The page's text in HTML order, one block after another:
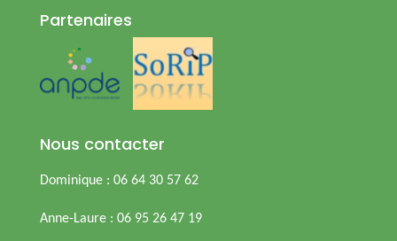
Partenaires
Nous contacter
Dominique : 06 64 30 57 62
Anne-Laure : 06 95 26 47 19